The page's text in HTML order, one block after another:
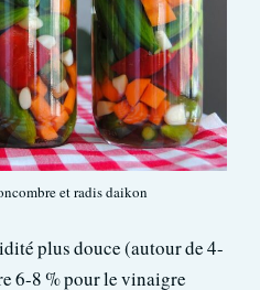
et radis daikon
plus douce (autour de 4-
6-8 % pour le vinaigre